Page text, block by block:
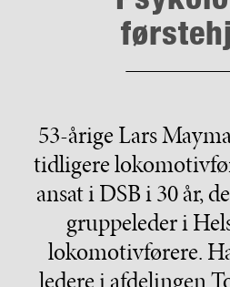
53-årige Lars
tidligere
ansat i DSB i 30 år,
gruppeleder i
lokomotivførere.
ledere i afdelingen